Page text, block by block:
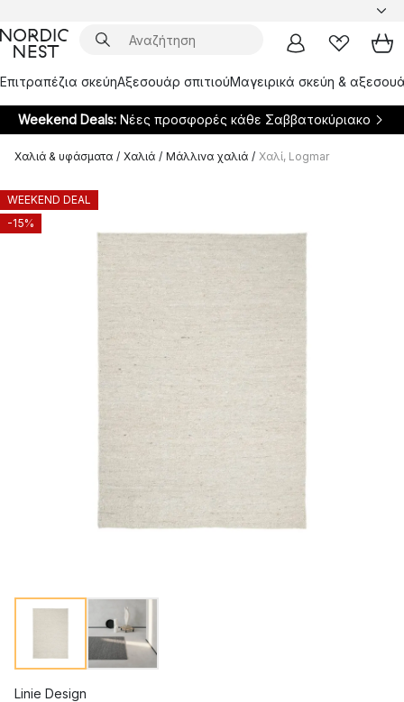
Επιτραπέζια σκεύηΑξεσουάρ σπιτιούΜαγειρικά σκεύη &
Weekend Deals: Νέες προσφορές κάθε Σαββατοκύριακο
Χαλιά & υφάσματα / Χαλιά / Μάλλινα χαλιά / Χαλί, Logmar
WEEKEND DEAL
-15%
Linie Design